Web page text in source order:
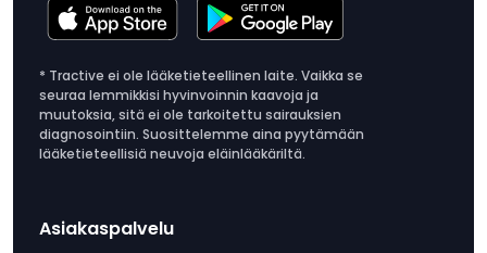
* Tractive ei ole lääketieteellinen laite. Vaikka se
seuraa lemmikkisi hyvinvoinnin kaavoja ja
muutoksia, sitä ei ole tarkoitettu sairauksien
diagnosointiin. Suosittelemme aina pyytämään
lääketieteellisiä neuvoja eläinlääkäriltä.
Asiakaspalvelu